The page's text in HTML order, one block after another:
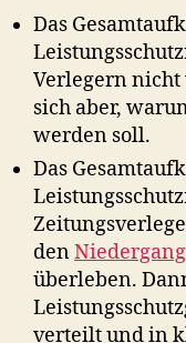
Das
Verlegern
sich aber,
werden soll.
Das
den
überleben.
verteilt und in